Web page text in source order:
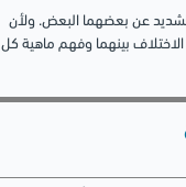
عن بعضهما البعض. ولأن
بينهما وفهم ماهية كل